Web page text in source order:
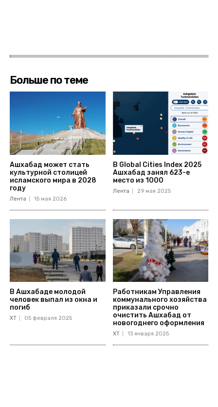
Больше по теме
Ашхабад может стать
культурной столицей
исламского мира в 2028
году
Лента 15 мая 2026
В Global Cities Index 2025
Ашхабад занял 623-е
место из 1000
Лента 29 мая 2025
В Ашхабаде молодой
человек выпал из окна и
погиб
ХТ 05 февраля 2025
Работникам Управления
коммунального хозяйства
приказали срочно
очистить Ашхабад от
новогоднего оформления
ХТ 13 января 2025